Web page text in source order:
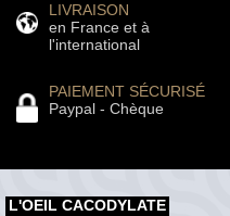
LIVRAISON
en France et à
l'international
PAIEMENT SÉCURISÉ
Paypal - Chèque
L'OEIL CACODYLATE